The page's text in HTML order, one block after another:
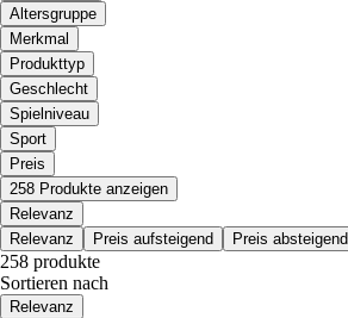
Altersgruppe
Merkmal
Produkttyp
Geschlecht
Spielniveau
Sport
Preis
258 Produkte anzeigen
Relevanz
Relevanz
Preis aufsteigend Preis absteigend
258 produkte
Sortieren nach
Relevanz